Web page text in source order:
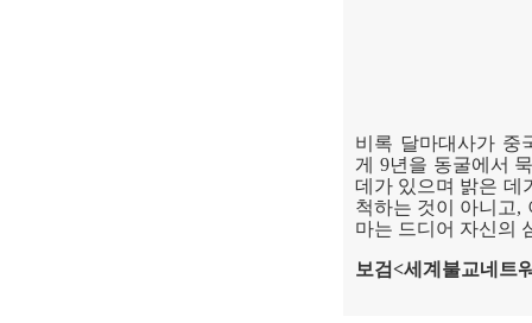
비록 달마대사가 중
게 9년을 동굴에서
데가 있으며 밝은 데
척하는 것이 아니고,
마는 드디어 자신의
보검<세계불교네트